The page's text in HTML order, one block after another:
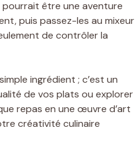
pourrait être une aventure
puis passez-les au mixeur
de contrôler la
ingrédient ; c’est un
de vos plats ou explorer
repas en une œuvre d’art
créativité culinaire